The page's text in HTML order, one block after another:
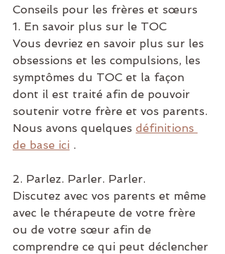
Conseils pour les frères et sœurs
1. En savoir plus sur le TOC
Vous devriez en savoir plus sur les
obsessions et les compulsions, les
symptômes du TOC et la façon
dont il est traité afin de pouvoir
soutenir votre frère et vos parents.
Nous avons quelques définitions
de base ici .
2. Parlez. Parler. Parler.
Discutez avec vos parents et même
avec le thérapeute de votre frère
ou de votre sœur afin de
comprendre ce qui peut déclencher